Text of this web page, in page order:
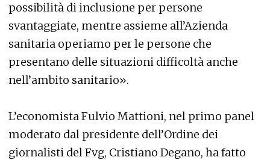
possibilità di inclusione per persone
svantaggiate, mentre assieme all’Azienda
sanitaria operiamo per le persone che
presentano delle situazioni difficoltà anche
nell’ambito sanitario».
L’economista Fulvio Mattioni, nel primo panel
moderato dal presidente dell’Ordine dei
giornalisti del Fvg, Cristiano Degano, ha fatto